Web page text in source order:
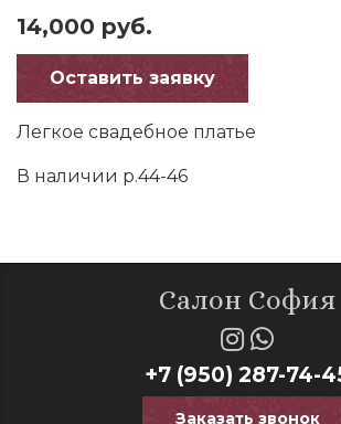
14,000 руб.
Оставить заявку
Легкое свадебное платье
В наличии р.44-46
Салон София
+7 (950) 287-74-
Заказать звонок